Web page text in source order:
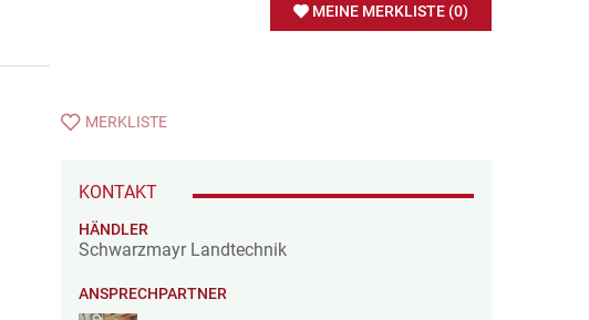
MEINE MERKLISTE (0)
MERKLISTE
KONTAKT
HÄNDLER
Schwarzmayr Landtechnik
ANSPRECHPARTNER